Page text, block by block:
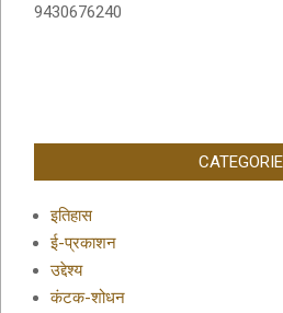
9430676240
इतिहास
ई-प्रकाशन
उद्देश्य
कंटक-शोधन